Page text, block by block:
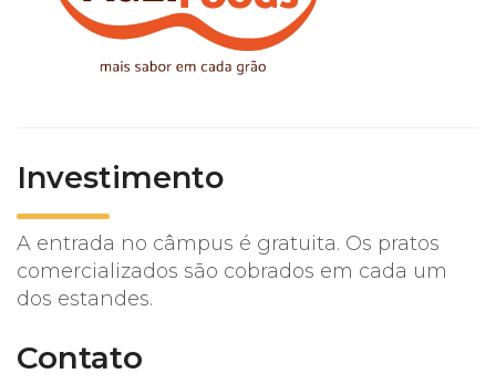
Investimento
A entrada no câmpus é gratuita. Os pratos
comercializados são cobrados em cada um
dos estandes.
Contato